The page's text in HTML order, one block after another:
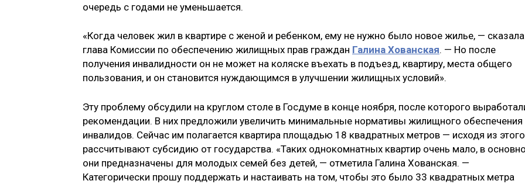
очередь с годами не уменьшается.
«Когда человек жил в квартире с женой и ребенком, ему не нужно было новое жилье, — сказала
глава Комиссии по обеспечению жилищных прав граждан Галина Хованская. — Но после
получения инвалидности он не может на коляске въехать в подъезд, квартиру, места общего
пользования, и он становится нуждающимся в улучшении жилищных условий».
Эту проблему обсудили на круглом столе в Госдуме в конце ноября, после которого
рекомендации. В них предложили увеличить минимальные нормативы жилищного обеспечения
инвалидов. Сейчас им полагается квартира площадью 18 квадратных метров — исходя из этого
рассчитывают субсидию от государства. «Таких однокомнатных квартир очень мало, в
они предназначены для молодых семей без детей, — отметила Галина Хованская. —
Категорически прошу поддержать и настаивать на том, чтобы это было 33 квадратных метра